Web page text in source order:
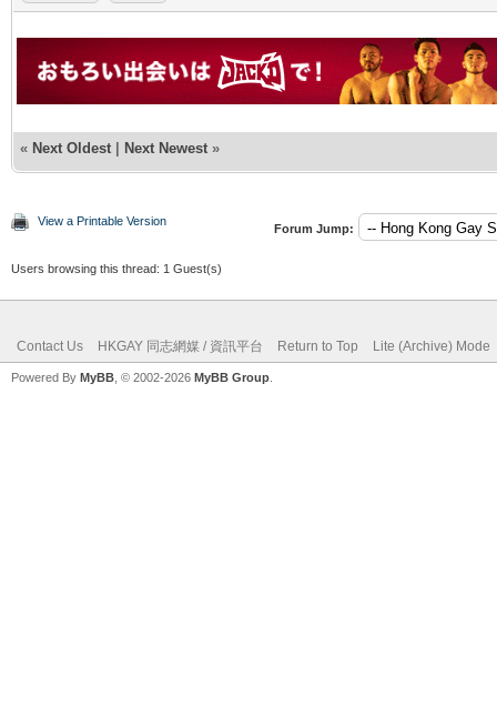
« Next Oldest | Next Newest »
View a Printable Version
Forum Jump:
Users browsing this thread: 1 Guest(s)
Contact Us HKGAY 同志網媒 / 資訊平台 Return to Top Lite (Archive) Mode
Powered By MyBB , © 2002-2026 MyBB Group